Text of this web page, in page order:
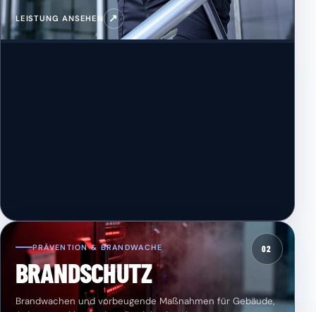
LEISTUNG ANSEHEN ↗
02
PRÄVENTION & BRANDWACHE
BRANDSCHUTZ
Brandwachen und vorbeugende Maßnahmen für Gebäude,